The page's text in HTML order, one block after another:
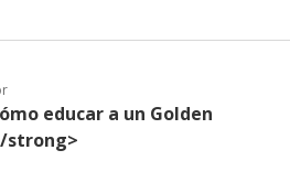
educar a un Golden
strong>